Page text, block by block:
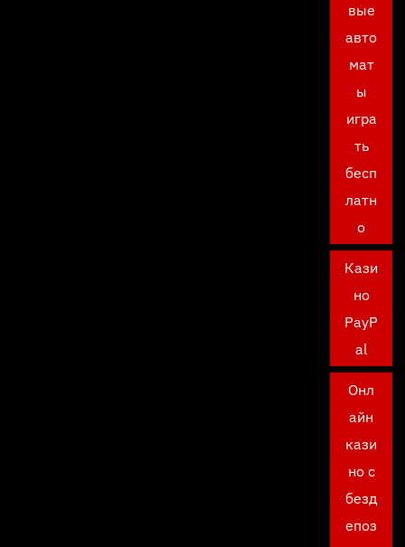
вые
авто
мат
ы
игра
ть
бесп
латн
о
Кази
но
PayP
al
Онл
айн
кази
но с
безд
епоз